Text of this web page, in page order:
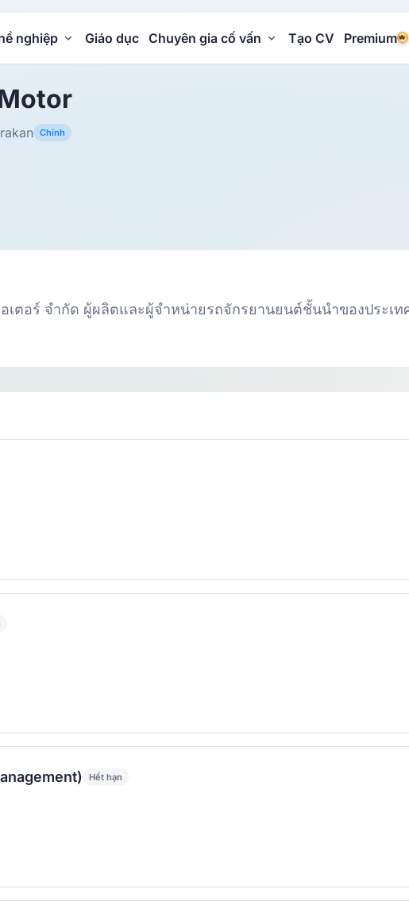
nghiệp Giáo dục Chuyên gia cố vấn Tạo CV Premium
Chính
เตอร์ จำกัด ผู้ผลิตและผู้จำหน่ายรถจักรยานยนต์ชั้นนำของประเ
Hết hạn